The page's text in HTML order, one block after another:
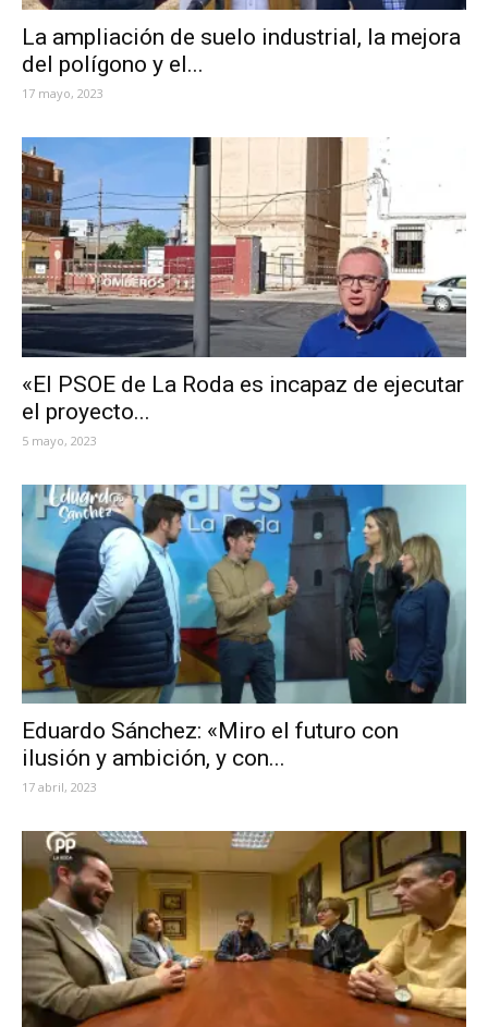
La ampliación de suelo industrial, la mejora
del polígono y el...
17 mayo, 2023
«El PSOE de La Roda es incapaz de ejecutar
el proyecto...
5 mayo, 2023
Eduardo Sánchez: «Miro el futuro con
ilusión y ambición, y con...
17 abril, 2023